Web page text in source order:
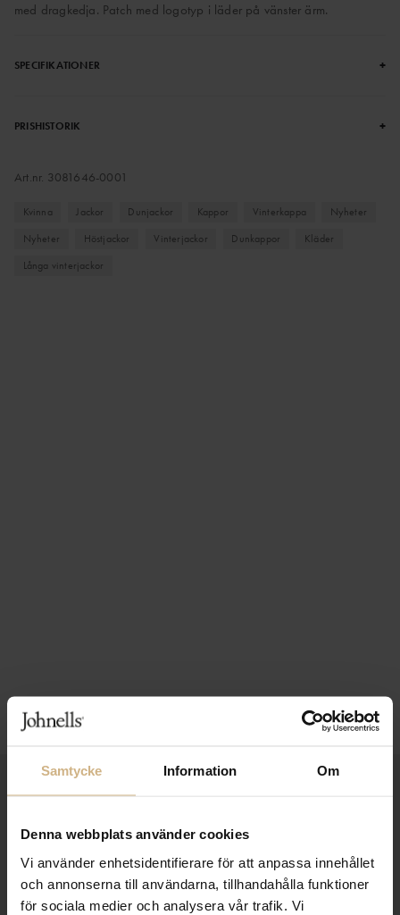
Samtycke Information Om
Denna webbplats använder cookies
Vi använder enhetsidentifierare för att anpassa innehållet
och annonserna till användarna, tillhandahålla funktioner
för sociala medier och analysera vår trafik. Vi
med dragkedja. Patch med logotyp i läder på vänster ärm.
SPECIFIKATIONER +
PRISHISTORIK +
Art.nr. 3081646-0001
Kvinna Jackor Dunjackor Kappor Vinterkappa
Nyheter
Nyheter
Höstjackor Vinterjackor Dunkappor
Kläder
Långa vinterjackor
SAMLA BONUS I KUNDKLUBBEN